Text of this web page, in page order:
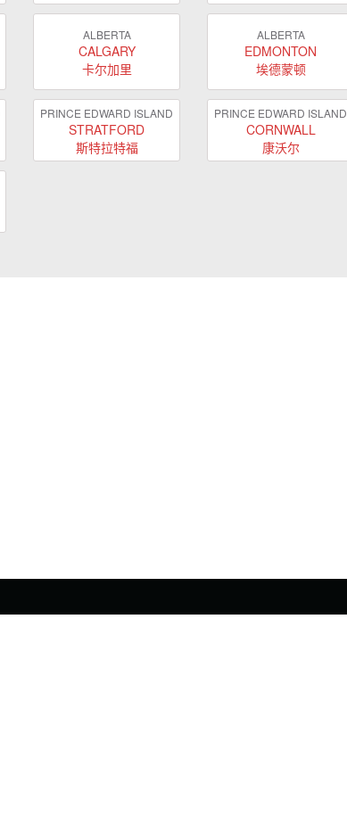
ALBERTA
CALGARY
卡尔加里
ALBERTA
EDMONTON
埃德蒙顿
PRINCE EDWARD ISLAND
STRATFORD
斯特拉特福
PRINCE EDWARD ISLAND
CORNWALL
康沃尔